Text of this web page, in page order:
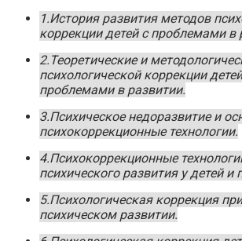
1.История развития методов
коррекции детей с проблемами в
2.Теоретические и
психологической коррекции
проблемами в развитии.
3.Психическое недоразвитие и
психокоррекционные технологии.
4.Психокоррекционные
психического развития у детей и
5.Психологическая коррекция
психическом развитии.